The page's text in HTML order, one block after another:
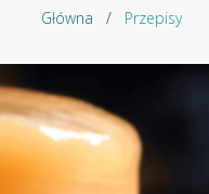
Główna / Przepisy